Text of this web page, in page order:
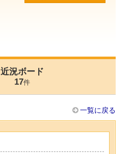
近況ボード
17件
一覧に戻る